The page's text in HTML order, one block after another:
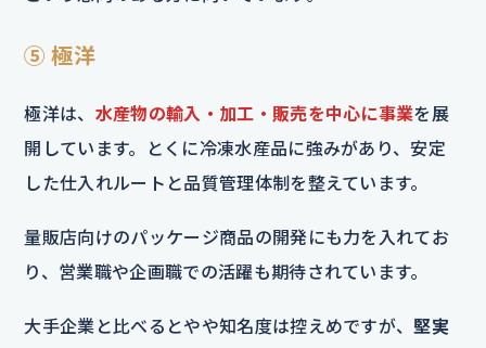
⑤ 極洋
極洋は、 水産物の輸入・加工・販売を中心に事業を展
開しています。とくに冷凍水産品に強みがあり、安定
した仕入れルートと品質管理体制を整えています。
量販店向けのパッケージ商品の開発にも力を入れてお
り、営業職や企画職での活躍も期待されています。
大手企業と比べるとやや知名度は控えめですが、 堅実